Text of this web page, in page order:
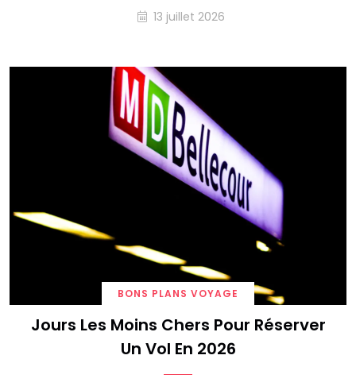
13 juillet 2026
BONS PLANS VOYAGE
Jours Les Moins Chers Pour Réserver
Un Vol En 2026